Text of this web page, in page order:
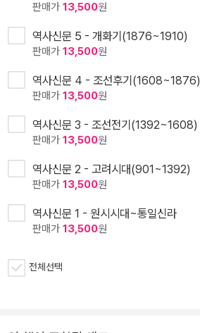
판매가 13,500원
역사신문 5 - 개화기(1876~1910)
판매가 13,500원
역사신문 4 - 조선후기(1608~1876)
판매가 13,500원
역사신문 3 - 조선전기(1392~1608)
판매가 13,500원
역사신문 2 - 고려시대(901~1392)
판매가 13,500원
역사신문 1 - 원시시대~통일신라
판매가 13,500원
전체선택